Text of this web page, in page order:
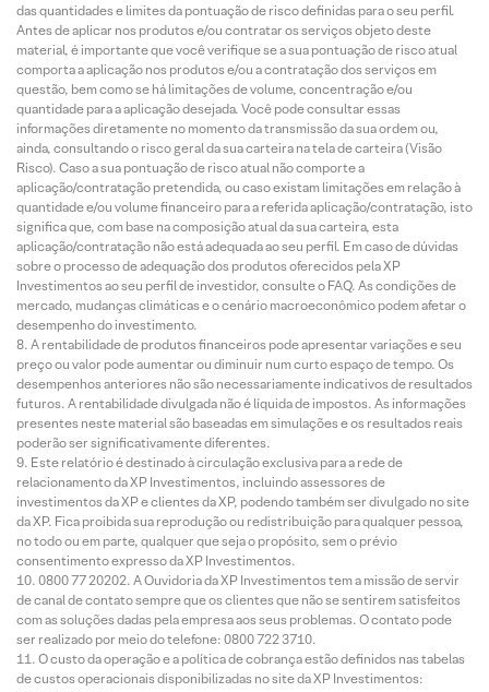
das quantidades e limites da pontuação de risco definidas para o seu perfil.
Antes de aplicar nos produtos e/ou contratar os serviços objeto deste
material, é importante que você verifique se a sua pontuação de risco atual
comporta a aplicação nos produtos e/ou a contratação dos serviços em
questão, bem como se há limitações de volume, concentração e/ou
quantidade para a aplicação desejada. Você pode consultar essas
informações diretamente no momento da transmissão da sua ordem ou,
ainda, consultando o risco geral da sua carteira na tela de carteira (Visão
Risco). Caso a sua pontuação de risco atual não comporte a
aplicação/contratação pretendida, ou caso existam limitações em relação à
quantidade e/ou volume financeiro para a referida aplicação/contratação, isto
significa que, com base na composição atual da sua carteira, esta
aplicação/contratação não está adequada ao seu perfil. Em caso de dúvidas
sobre o processo de adequação dos produtos oferecidos pela XP
Investimentos ao seu perfil de investidor, consulte o FAQ. As condições de
mercado, mudanças climáticas e o cenário macroeconômico podem afetar o
desempenho do investimento.
A rentabilidade de produtos financeiros pode apresentar variações e seu
preço ou valor pode aumentar ou diminuir num curto espaço de tempo. Os
desempenhos anteriores não são necessariamente indicativos de resultados
futuros. A rentabilidade divulgada não é líquida de impostos. As informações
presentes neste material são baseadas em simulações e os resultados reais
poderão ser significativamente diferentes.
Este relatório é destinado à circulação exclusiva para a rede de
relacionamento da XP Investimentos, incluindo assessores de
investimentos da XP e clientes da XP, podendo também ser divulgado no site
da XP. Fica proibida sua reprodução ou redistribuição para qualquer pessoa,
no todo ou em parte, qualquer que seja o propósito, sem o prévio
consentimento expresso da XP Investimentos.
0800 77 20202. A Ouvidoria da XP Investimentos tem a missão de servir
de canal de contato sempre que os clientes que não se sentirem satisfeitos
com as soluções dadas pela empresa aos seus problemas. O contato pode
ser realizado por meio do telefone: 0800 722 3710.
O custo da operação e a política de cobrança estão definidos nas tabelas
de custos operacionais disponibilizadas no site da XP Investimentos: